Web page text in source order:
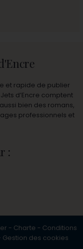
et rapide de publier
d’Encre comptent
bien des romans,
professionnels et
:
- Charte - Conditions
Gestion des cookies